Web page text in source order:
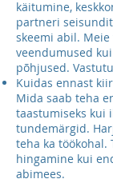
käitumine,
partneri
skeemi abil.
veendumused
põhjused.
Kuidas ennast
Mida saab teha
taastumiseks kui
tundemärgid.
teha ka töökohal.
hingamine kui
abimees.